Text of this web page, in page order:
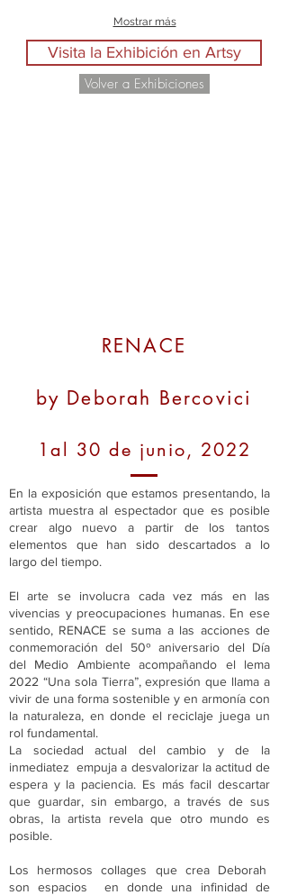
Mostrar más
Visita la Exhibición en Artsy
Volver a Exhibiciones
RENACE
by Deborah Bercovici
1al 30 de junio, 2022
En la exposición que estamos presentando, la
artista muestra al espectador que es posible
crear algo nuevo a partir de los tantos
elementos que han sido descartados a lo
largo del tiempo.
El arte se involucra cada vez más en las
vivencias y preocupaciones humanas. En ese
sentido, RENACE se suma a las acciones de
conmemoración del 50º aniversario del Día
del Medio Ambiente acompañando el lema
2022 “Una sola Tierra”, expresión que llama a
vivir de una forma sostenible y en armonía con
la naturaleza, en donde el reciclaje juega un
rol fundamental.
La sociedad actual del cambio y de la
inmediatez empuja a desvalorizar la actitud de
espera y la paciencia. Es más facil descartar
que guardar, sin embargo, a través de sus
obras, la artista revela que otro mundo es
posible.
Los hermosos collages que crea Deborah
son espacios en donde una infinidad de